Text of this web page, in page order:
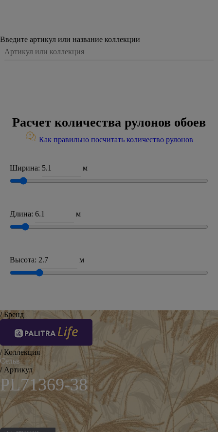
Введите артикул или название коллекции
Расчет количества рулонов обоев
Как правильно посчитать количество рулонов
Ширина: м
Длина: м
Высота: м
/ Бренд
/ Коллекция
Сельв
/ Артикул
PL71369-38